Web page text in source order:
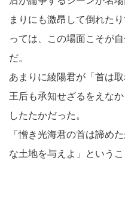
まりにも激昂して倒れた
っては、この場面こそが
だ。
あまりに綾陽君が「首は
王后も承知せざるをえな
したたかだった。
「憎き光海君の首は諦め
な土地を与えよ」というこ